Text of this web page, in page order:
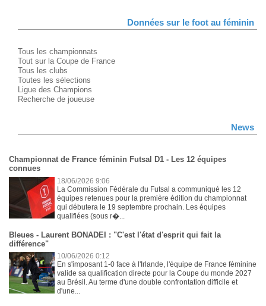
Données sur le foot au féminin
Tous les championnats
Tout sur la Coupe de France
Tous les clubs
Toutes les sélections
Ligue des Champions
Recherche de joueuse
News
Championnat de France féminin Futsal D1 - Les 12 équipes
connues
18/06/2026 9:06
La Commission Fédérale du Futsal a communiqué les 12
équipes retenues pour la première édition du championnat
qui débutera le 19 septembre prochain. Les équipes
qualifiées (sous r�...
Bleues - Laurent BONADEI : "C'est l'état d'esprit qui fait la
différence"
10/06/2026 0:12
En s'imposant 1-0 face à l'Irlande, l'équipe de France féminine
valide sa qualification directe pour la Coupe du monde 2027
au Brésil. Au terme d'une double confrontation difficile et
d'une...